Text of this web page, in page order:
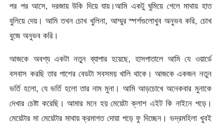
পর পর আসে, দরজায় উকি দিয়ে যায়।আমি একটু ঘুমিয়ে গেলে মাথায় হাত
বুলিয়ে দেয়। আমি তখন চোখ খুলিনা, আম্মুর স্পর্শগুলোখুব অনুভব করি, চোখ
বুজে অনুভব করি।
আজকে অবশ্য একটা নতুন ব্যাপার হয়েছে, হাসপাতালে আমি যে ওয়ার্ডে
বসবাস করছি তার পাশের বেডটা সবসময় খালি থাকে। আজকে একজন নতুন
ভর্তি হলো, যে ভর্তি হলো তার নাম মুনা। আমি আড়চোখে অনেকবার মুনাকে
দেখার চেষ্টা করেছি। আমার মনে হয় মেয়েটা ক্লাশ এইট কি নাইনে পড়ে।
মেয়েটার মা মেয়েটার মাথায় ক্রমাগত দোয়া পড়ে ফু দিচ্ছেন। ভদ্রমহিলা খুবই